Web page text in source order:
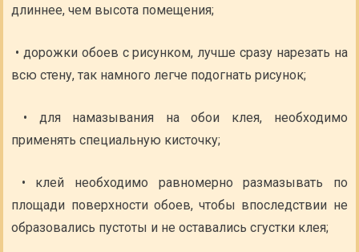
длиннее, чем высота помещения;
• дорожки обоев с рисунком, лучше сразу нарезать на
всю стену, так намного легче подогнать рисунок;
• для намазывания на обои клея, необходимо
применять специальную кисточку;
• клей необходимо равномерно размазывать по
площади поверхности обоев, чтобы впоследствии не
образовались пустоты и не оставались сгустки клея;